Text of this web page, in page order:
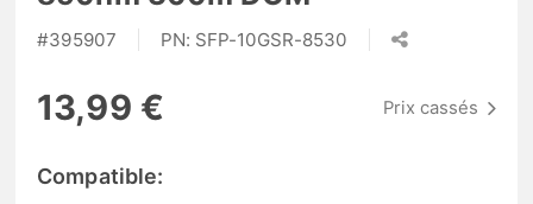
#395907 PN: SFP-10GSR-8530
13,99 € Prix cassés
Compatible: